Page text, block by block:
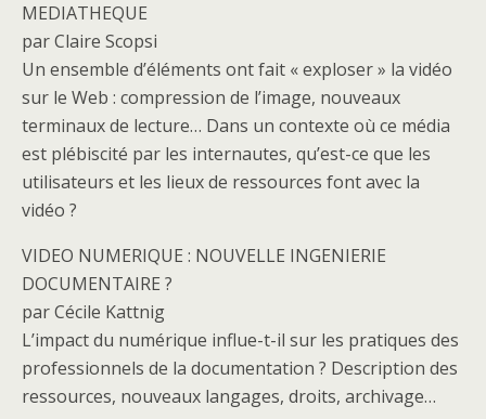
MEDIATHEQUE
par Claire Scopsi
Un ensemble d’éléments ont fait « exploser » la vidéo
sur le Web : compression de l’image, nouveaux
terminaux de lecture… Dans un contexte où ce média
est plébiscité par les internautes, qu’est-ce que les
utilisateurs et les lieux de ressources font avec la
vidéo ?
VIDEO NUMERIQUE : NOUVELLE INGENIERIE
DOCUMENTAIRE ?
par Cécile Kattnig
L’impact du numérique influe-t-il sur les pratiques des
professionnels de la documentation ? Description des
ressources, nouveaux langages, droits, archivage…